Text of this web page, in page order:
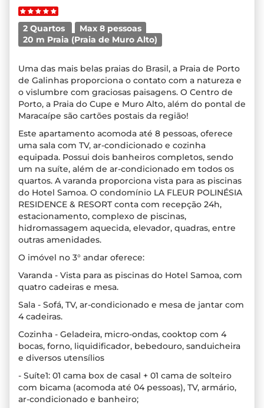
2 Quartos
Max 8 pessoas
20 m Praia (Praia de Muro Alto)
Uma das mais belas praias do Brasil, a Praia de Porto
de Galinhas proporciona o contato com a natureza e
o vislumbre com graciosas paisagens. O Centro de
Porto, a Praia do Cupe e Muro Alto, além do pontal de
Maracaípe são cartões postais da região!
Este apartamento acomoda até 8 pessoas, oferece
uma sala com TV, ar-condicionado e cozinha
equipada. Possui dois banheiros completos, sendo
um na suíte, além de ar-condicionado em todos os
quartos. A varanda proporciona vista para as piscinas
do Hotel Samoa. O condomínio LA FLEUR POLINÉSIA
RESIDENCE & RESORT conta com recepção 24h,
estacionamento, complexo de piscinas,
hidromassagem aquecida, elevador, quadras, entre
outras amenidades.
O imóvel no 3° andar oferece:
Varanda - Vista para as piscinas do Hotel Samoa, com
quatro cadeiras e mesa.
Sala - Sofá, TV, ar-condicionado e mesa de jantar com
4 cadeiras.
Cozinha - Geladeira, micro-ondas, cooktop com 4
bocas, forno, liquidificador, bebedouro, sanduicheira
e diversos utensílios
- Suíte1: 01 cama box de casal + 01 cama de solteiro
com bicama (acomoda até 04 pessoas), TV, armário,
ar-condicionado e banheiro;